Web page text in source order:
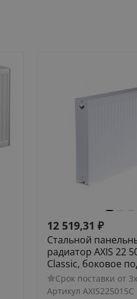
12 519,31 ₽
Стальной
радиатор AXIS 22
Classic, боковое
Срок поставки от
Артикул AXIS225015C